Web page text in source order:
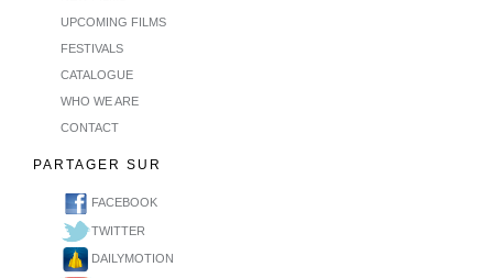
UPCOMING FILMS
FESTIVALS
CATALOGUE
WHO WE ARE
CONTACT
PARTAGER SUR
FACEBOOK
TWITTER
DAILYMOTION